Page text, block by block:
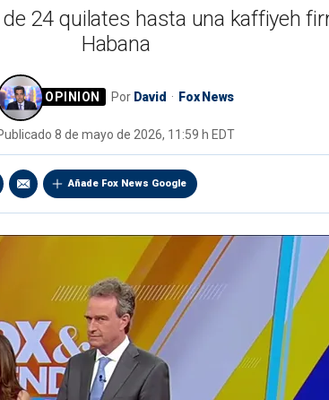
24 quilates hasta una kaffiyeh
Habana
Por David Fox News
8 de mayo de 2026, 11:59 h EDT
Añade Fox News Google